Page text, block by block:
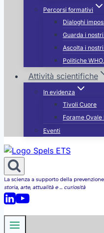
Percorsi formativi
Dialoghi
Guarda i
Ascolta i
Politiche
Attività scientifiche
In evidenza
Tivoli Cuore
Forame Ovale
Eventi
La scienza a supporto della
storia, arte, attualità e ... curiosità